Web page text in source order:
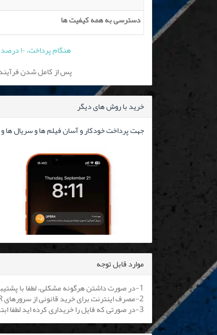
دسترسی به همه کیفیت ها
هنگام پرداخت، ۱۰ درصد مالیات بر ارزش افزوده به قیمت فوق افزوده می شود
پس از کامل شدن
خرید با روش های دیگر
جهت پرداخت خودکار و آسان فیلم ها و سریال ها
موارد قابل توجه
1-در صورت داشتن هرگونه مشکلی، لطفا با پشتیبانی آنلاین یا
2-مصرف اینترنت برای خرید قانونی از سرورهای IR نیم بها می باشد. کلیه اپراتورها موظف به اعمال هستند.
3-در صورتی که فایل را خریداری کرده اید لطفا ابتدا وارد سایت شوید تا بتوانید فایل را دانلود نمایید